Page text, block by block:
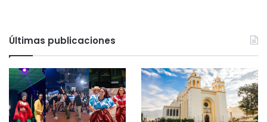
Últimas publicaciones